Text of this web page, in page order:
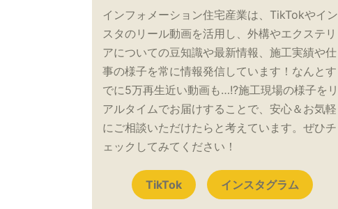
インフォメーション住宅産業は、TikTokやイン
スタのリール動画を活用し、外構やエクステリ
アについての豆知識や最新情報、施工実績や仕
事の様子を常に情報発信しています！なんとす
でに5万再生近い動画も…!?施工現場の様子をリ
アルタイムでお届けすることで、安心＆お気軽
にご相談いただけたらと考えています。ぜひチ
ェックしてみてください！
TikTok インスタグラム